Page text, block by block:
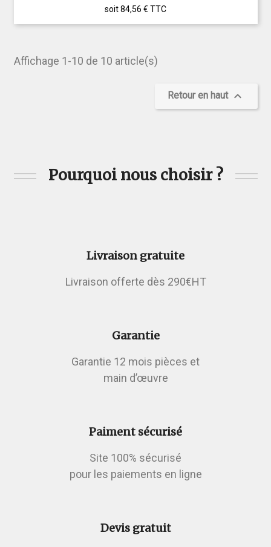
soit 84,56 € TTC
Affichage 1-10 de 10 article(s)
Retour en haut 
Pourquoi nous choisir ?
Livraison gratuite
Livraison offerte dès 290€HT
Garantie
Garantie 12 mois pièces et
main d’œuvre
Paiment sécurisé
Site 100% sécurisé
pour les paiements en ligne
Devis gratuit